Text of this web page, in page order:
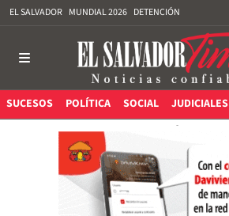
EL SALVADOR MUNDIAL 2026 DETENCIÓN
SUCESOS POLÍTICA SOCIAL JUDICIALES